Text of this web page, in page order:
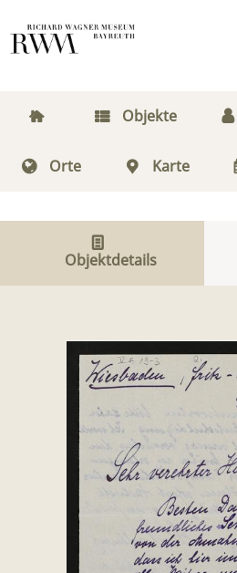
Objekte
Orte Karte
Objektdetails